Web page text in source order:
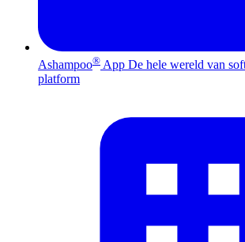
Ashampoo® App De hele wereld van
platform